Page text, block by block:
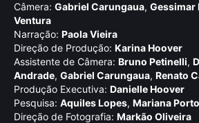
Câmera: Gabriel Carungaua, Gessimar
Ventura
Narração: Paola Vieira
Direção de Produção: Karina Hoover
Assistente de Câmera: Bruno Petinelli,
Andrade, Gabriel Carungaua, Renato
Produção Executiva: Danielle Hoover
Pesquisa: Aquiles Lopes, Mariana Porto
Direção de Fotografia: Markão Oliveira